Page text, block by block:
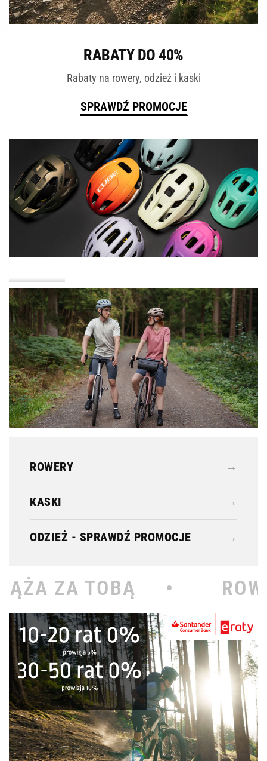
RABATY DO 40%
Rabaty na rowery, odzież i kaski
SPRAWDŹ PROMOCJE
ROWERY →
KASKI →
ODZIEŻ - SPRAWDŹ PROMOCJE →
• ROWEROWY